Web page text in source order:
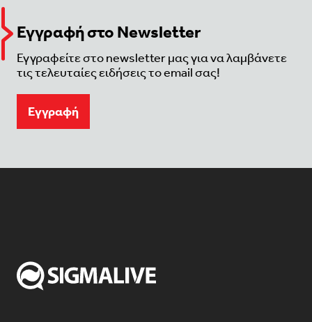
Εγγραφή στο Newsletter
Εγγραφείτε στο newsletter μας για να λαμβάνετε
τις τελευταίες ειδήσεις το email σας!
Eγγραφή